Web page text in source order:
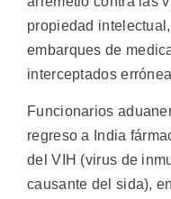
propiedad
embarques de
interceptados
Funcionarios
regreso a India
del VIH (virus de
causante del sida),